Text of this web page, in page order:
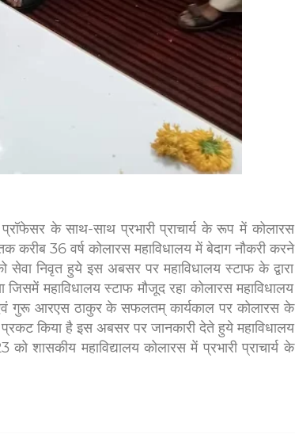
के साथ-साथ प्रभारी प्राचार्य के रूप में कोलारस
करीब 36 वर्ष कोलारस महाविधालय में बेदाग नौकरी करने
सेवा निवृत हुये इस अबसर पर महाविधालय स्टाफ के द्वारा
जिसमें महाविधालय स्टाफ मौजूद रहा कोलारस महाविधालय
एवं गुरू आरएस ठाकुर के सफलतम् कार्यकाल पर कोलारस के
किया है इस अबसर पर जानकारी देते हुये महाविधालय
को शासकीय महाविद्यालय कोलारस में प्रभारी प्राचार्य के